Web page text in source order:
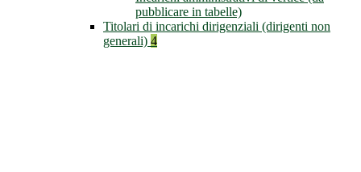
pubblicare in tabelle)
Titolari di incarichi dirigenziali (dirigenti non
generali) 4